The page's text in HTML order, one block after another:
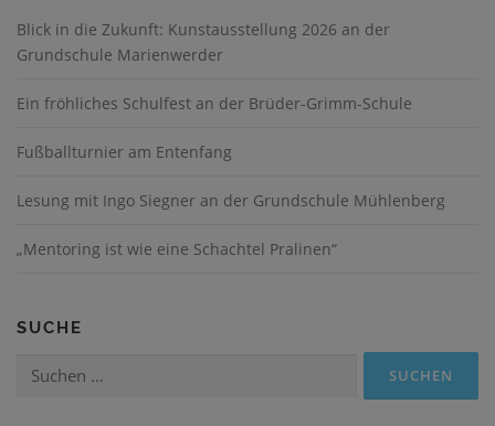
Blick in die Zukunft: Kunstausstellung 2026 an der
Grundschule Marienwerder
Ein fröhliches Schulfest an der Brüder-Grimm-Schule
Fußballturnier am Entenfang
Lesung mit Ingo Siegner an der Grundschule Mühlenberg
„Mentoring ist wie eine Schachtel Pralinen“
SUCHE
Suchen